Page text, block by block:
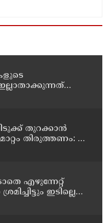
തുറക്കാന്‍
തിരുത്തണം: 6
എഴുന്നേറ്റ്
ഇടില്ലെന്ന്